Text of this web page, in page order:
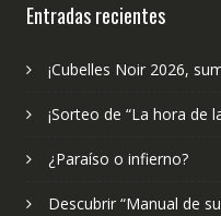
Entradas recientes
¡Cubelles Noir 2026,
¡Sorteo de “La hora de
¿Paraíso o infierno?
Descubrir “Manual de